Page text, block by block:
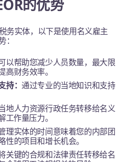
的优势
务实体，以下是使用名义雇主
以帮助您减少人员数量，最大限
高财务效率。
持：通过专业的当地知识和支持
地人力资源行政任务转移给名义
工作量压力。
理实体的时间意味着您的内部团
性的项目和增长机会。
关键的合规和法律责任转移给名